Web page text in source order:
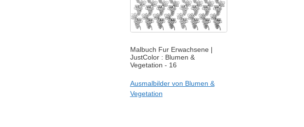
Malbuch Fur Erwachsene |
JustColor : Blumen &
Vegetation - 16
Ausmalbilder von Blumen &
Vegetation